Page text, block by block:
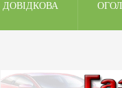
ДОВІДКОВА